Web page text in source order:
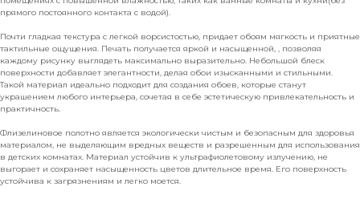
прямого постоянного контакта с водой).
Почти гладкая текстура с легкой ворсистостью, придает обоям мягкость и приятные
тактильные ощущения. Печать получается яркой и насыщенной, , позволяя
каждому рисунку выглядеть максимально выразительно. Небольшой блеск
поверхности добавляет элегантности, делая обои изысканными и стильными.
Такой материал идеально подходит для создания обоев, которые станут
украшением любого интерьера, сочетая в себе эстетическую привлекательность и
практичность.
Флизелиновое полотно является экологически чистым и безопасным для здоровья
материалом, не выделяющим вредных веществ и разрешенным для использования
в детских комнатах. Материал устойчив к ультрафиолетовому излучению, не
выгорает и сохраняет насыщенность цветов длительное время. Его поверхность
устойчива к загрязнениям и легко моется.